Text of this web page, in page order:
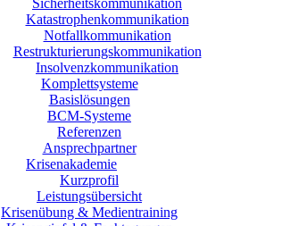
Sicherheitskommunikation
Katastrophenkommunikation
Notfallkommunikation
Restrukturierungskommunikation
Insolvenzkommunikation
Komplettsysteme
Basislösungen
BCM-Systeme
Referenzen
Ansprechpartner
Krisenakademie
Kurzprofil
Leistungsübersicht
Krisenübung & Medientraining